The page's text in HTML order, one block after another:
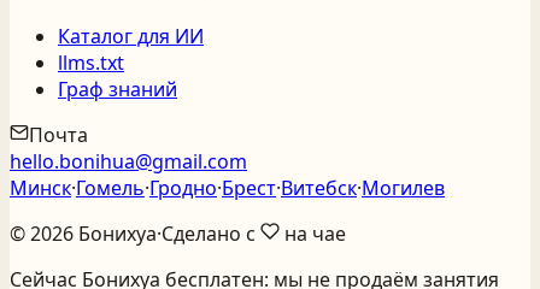
Каталог для ИИ
llms.txt
Граф знаний
Почта
hello.bonihua@gmail.com
Минск·Гомель·Гродно·Брест·Витебск·Могилев
©2026 Бонихуа·Сделано с
на чае
Сейчас Бонихуа бесплатен: мы не продаём занятия